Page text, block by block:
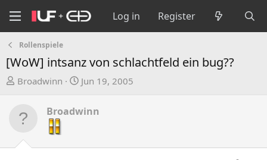
Log in Register
Rollenspiele
[WoW] intsanz von schlachtfeld ein bug??
T
e
d
Broadwinn
S
a
d
Jun 19, 2005
Broadwinn